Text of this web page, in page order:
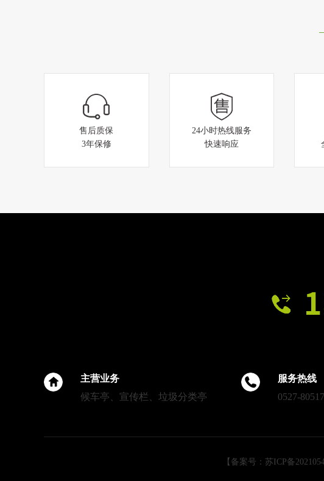
城？揭秘市政候车亭建设背后
售后质保
3年保修
24小时热线服务
快速响应
主营业务
候车亭、宣传栏、垃圾分类亭
服务热线
0527-
【备案号：苏ICP备